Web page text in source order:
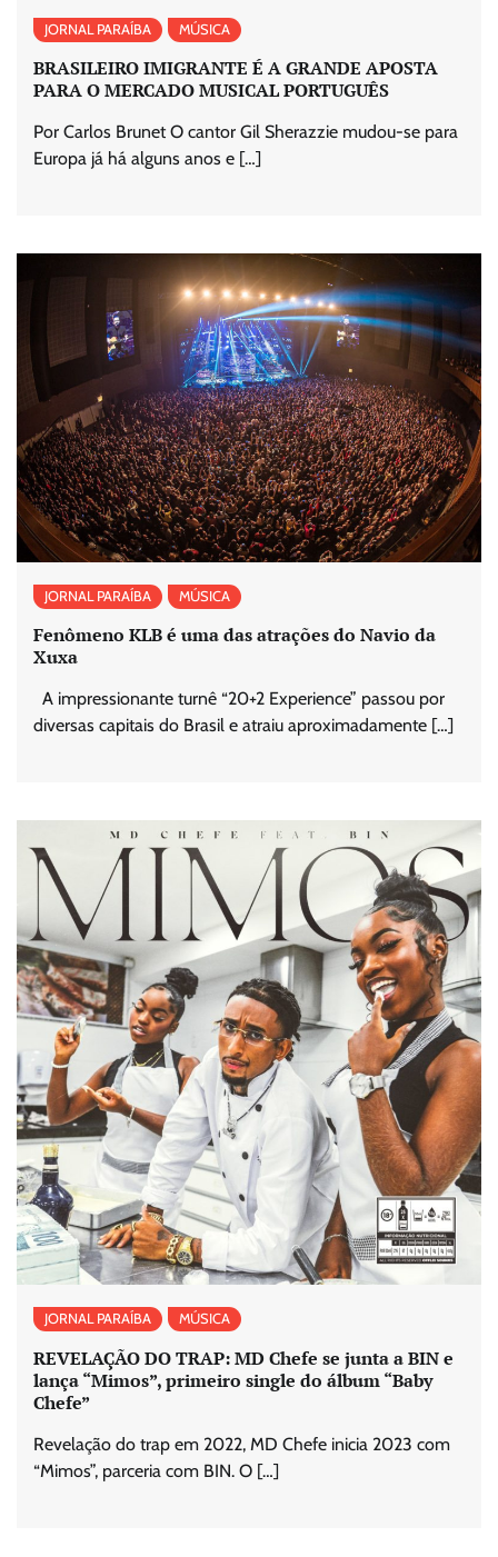
JORNAL PARAÍBA MÚSICA
BRASILEIRO IMIGRANTE É A GRANDE APOSTA
PARA O MERCADO MUSICAL PORTUGUÊS
Por Carlos Brunet O cantor Gil Sherazzie mudou-se para
Europa já há alguns anos e […]
JORNAL PARAÍBA MÚSICA
Fenômeno KLB é uma das atrações do Navio da
Xuxa
A impressionante turnê “20+2 Experience” passou por
diversas capitais do Brasil e atraiu aproximadamente […]
JORNAL PARAÍBA MÚSICA
REVELAÇÃO DO TRAP: MD Chefe se junta a BIN e
lança “Mimos”, primeiro single do álbum “Baby
Chefe”
Revelação do trap em 2022, MD Chefe inicia 2023 com
“Mimos”, parceria com BIN. O […]